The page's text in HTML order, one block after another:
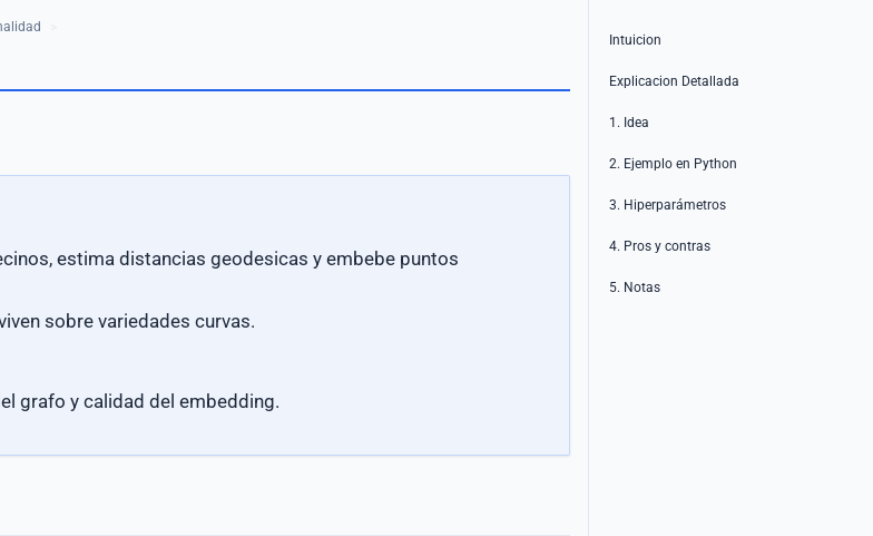
estima distancias geodesicas y embebe puntos
sobre variedades curvas.
grafo y calidad del embedding.
Intuicion
Explicacion Detallada
1. Idea
2. Ejemplo en Python
3. Hiperparámetros
4. Pros y contras
5. Notas